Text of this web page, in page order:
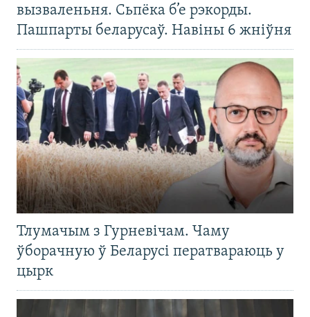
вызваленьня. Сьпёка б’е рэкорды.
Пашпарты беларусаў. Навіны 6 жніўня
Тлумачым з Гурневічам. Чаму
ўборачную ў Беларусі ператвараюць у
цырк